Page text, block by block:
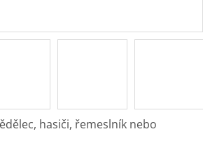
hasiči, řemeslník nebo